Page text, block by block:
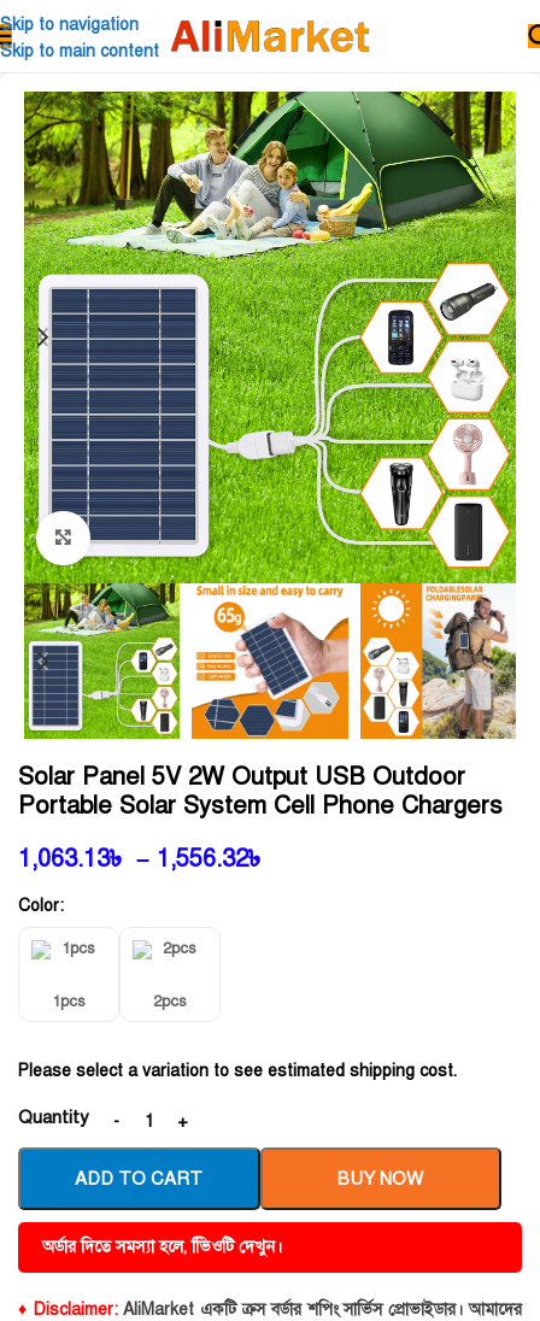
Skip to navigation
Skip to main content
Click to enlarge
Solar Panel 5V 2W Output USB Outdoor
Portable Solar System Cell Phone Chargers
1,063.13৳ – 1,556.32৳
Color:
1pcs 2pcs
Please select a variation to see estimated shipping cost.
Quantity
ADD TO CART BUY NOW
অর্ডার দিতে সমস্যা হলে, ভিিওটি দেখুন।
♦ Disclaimer:AliMarket একটি ক্রস বর্ডার শপিং সার্ভিস প্রোভাইডার। আমাদের